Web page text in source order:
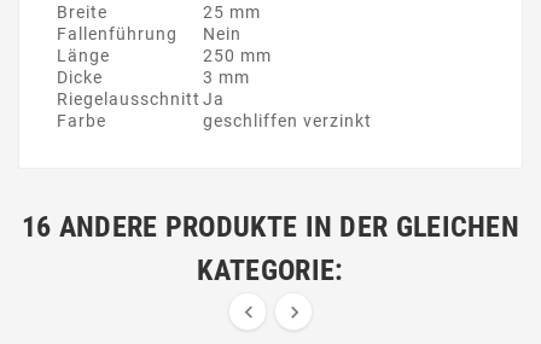
Breite
25 mm
Fallenführung
Nein
Länge
250 mm
Dicke
3 mm
Riegelausschnitt Ja
Farbe
geschliffen verzinkt
16 ANDERE PRODUKTE IN DER GLEICHEN
KATEGORIE:
 